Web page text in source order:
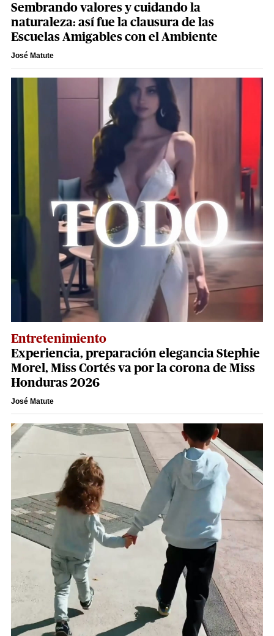
Sembrando valores y cuidando la
naturaleza: así fue la clausura de las
Escuelas Amigables con el Ambiente
José Matute
Entretenimiento
Experiencia, preparación elegancia Stephie
Morel, Miss Cortés va por la corona de Miss
Honduras 2026
José Matute